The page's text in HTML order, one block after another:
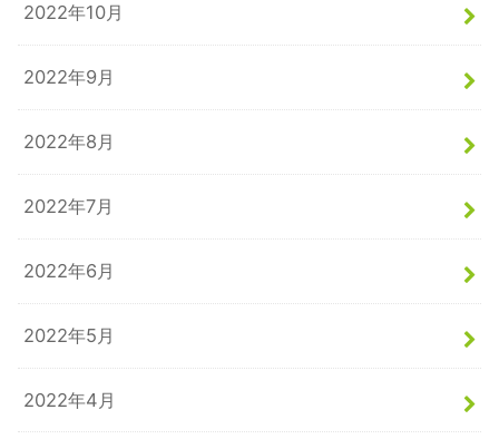
2022年10月
2022年9月
2022年8月
2022年7月
2022年6月
2022年5月
2022年4月